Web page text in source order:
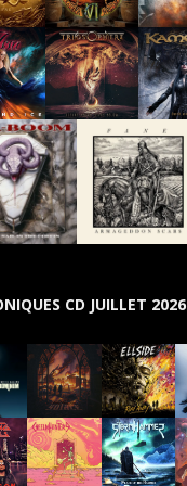
CD JUILLET 2026